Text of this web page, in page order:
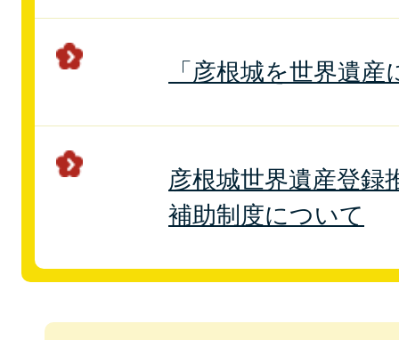
「彦根城を世界遺
彦根城世界遺産登録
補助制度について